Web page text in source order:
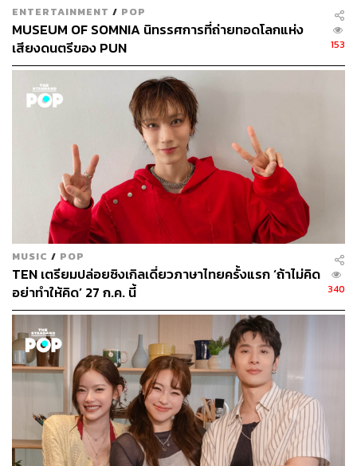
ABOUT THE AUTHOR
หทัยธาร ฉัตรเลิศมงคล
นักศึกษาเอกภาษาศาสตร์ สนใจภาษา
วัฒนธรรม และชีวิตขับเคลื่อนด้วยการติ่ง
เสมอมา
ENTERTAINMENT / POP
MUSEUM OF SOMNIA นิทรรศการที่ถ่ายทอดโลกแห่ง
เสียงดนตรีของ PUN
153
MUSIC / POP
TEN เตรียมปล่อยซิงเกิลเดี่ยวภาษาไทยครั้งแรก ‘ถ้าไม่คิด
อย่าทำให้คิด’ 27 ก.ค. นี้
340